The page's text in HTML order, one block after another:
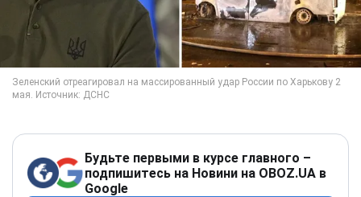
Будьте первыми в курсе главного –
подпишитесь на Новини на OBOZ.UA в
Google